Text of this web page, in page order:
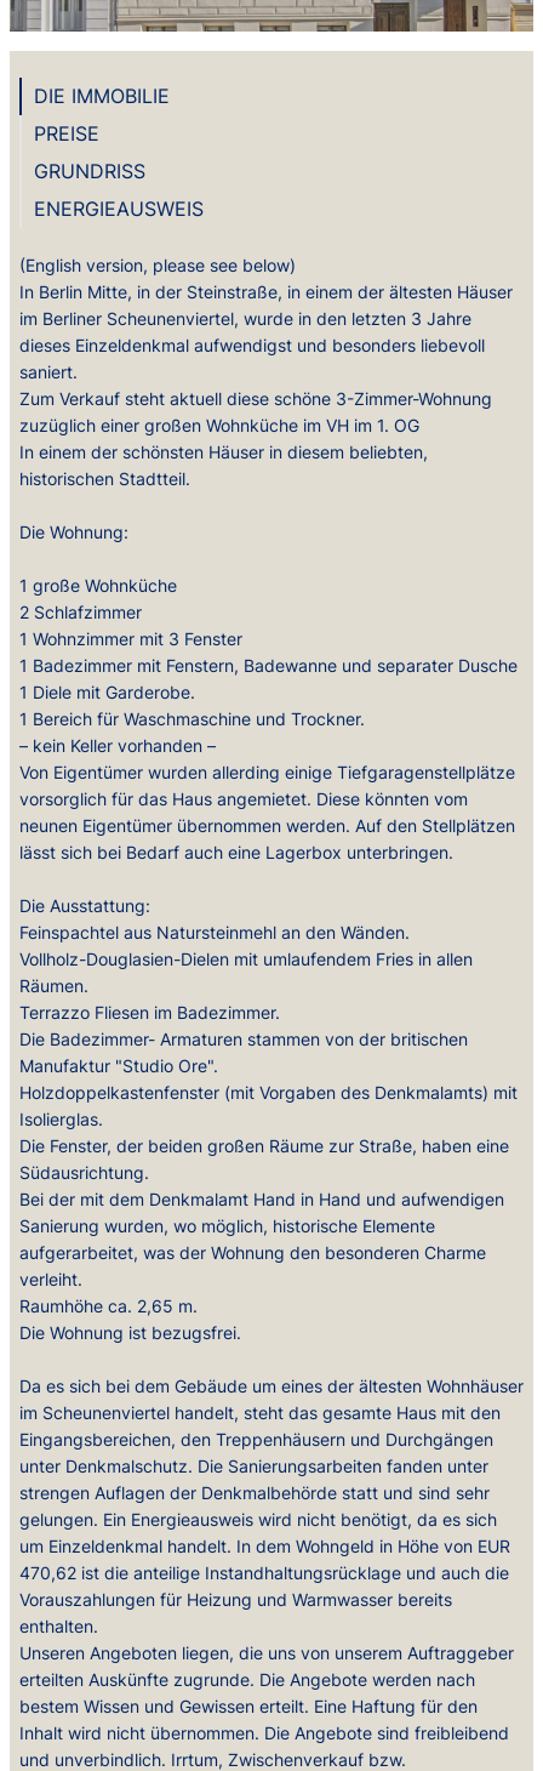
DIE IMMOBILIE
PREISE
GRUNDRISS
ENERGIEAUSWEIS
(English version, please see below)
In Berlin Mitte, in der Steinstraße, in einem der ältesten Häuser
im Berliner Scheunenviertel, wurde in den letzten 3 Jahre
dieses Einzeldenkmal aufwendigst und besonders liebevoll
saniert.
Zum Verkauf steht aktuell diese schöne 3-Zimmer-Wohnung
zuzüglich einer großen Wohnküche im VH im 1. OG
In einem der schönsten Häuser in diesem beliebten,
historischen Stadtteil.
Die Wohnung:
1 große Wohnküche
2 Schlafzimmer
1 Wohnzimmer mit 3 Fenster
1 Badezimmer mit Fenstern, Badewanne und separater Dusche
1 Diele mit Garderobe.
1 Bereich für Waschmaschine und Trockner.
– kein Keller vorhanden –
Von Eigentümer wurden allerding einige Tiefgaragenstellplätze
vorsorglich für das Haus angemietet. Diese könnten vom
neunen Eigentümer übernommen werden. Auf den Stellplätzen
lässt sich bei Bedarf auch eine Lagerbox unterbringen.
Die Ausstattung:
Feinspachtel aus Natursteinmehl an den Wänden.
Vollholz-Douglasien-Dielen mit umlaufendem Fries in allen
Räumen.
Terrazzo Fliesen im Badezimmer.
Die Badezimmer- Armaturen stammen von der britischen
Manufaktur "Studio Ore".
Holzdoppelkastenfenster (mit Vorgaben des Denkmalamts) mit
Isolierglas.
Die Fenster, der beiden großen Räume zur Straße, haben eine
Südausrichtung.
Bei der mit dem Denkmalamt Hand in Hand und aufwendigen
Sanierung wurden, wo möglich, historische Elemente
aufgerarbeitet, was der Wohnung den besonderen Charme
verleiht.
Raumhöhe ca. 2,65 m.
Die Wohnung ist bezugsfrei.
Da es sich bei dem Gebäude um eines der ältesten Wohnhäuser
im Scheunenviertel handelt, steht das gesamte Haus mit den
Eingangsbereichen, den Treppenhäusern und Durchgängen
unter Denkmalschutz. Die Sanierungsarbeiten fanden unter
strengen Auflagen der Denkmalbehörde statt und sind sehr
gelungen. Ein Energieausweis wird nicht benötigt, da es sich
um Einzeldenkmal handelt. In dem Wohngeld in Höhe von EUR
470,62 ist die anteilige Instandhaltungsrücklage und auch die
Vorauszahlungen für Heizung und Warmwasser bereits
enthalten.
Unseren Angeboten liegen, die uns von unserem Auftraggeber
erteilten Auskünfte zugrunde. Die Angebote werden nach
bestem Wissen und Gewissen erteilt. Eine Haftung für den
Inhalt wird nicht übernommen. Die Angebote sind freibleibend
und unverbindlich. Irrtum, Zwischenverkauf bzw.